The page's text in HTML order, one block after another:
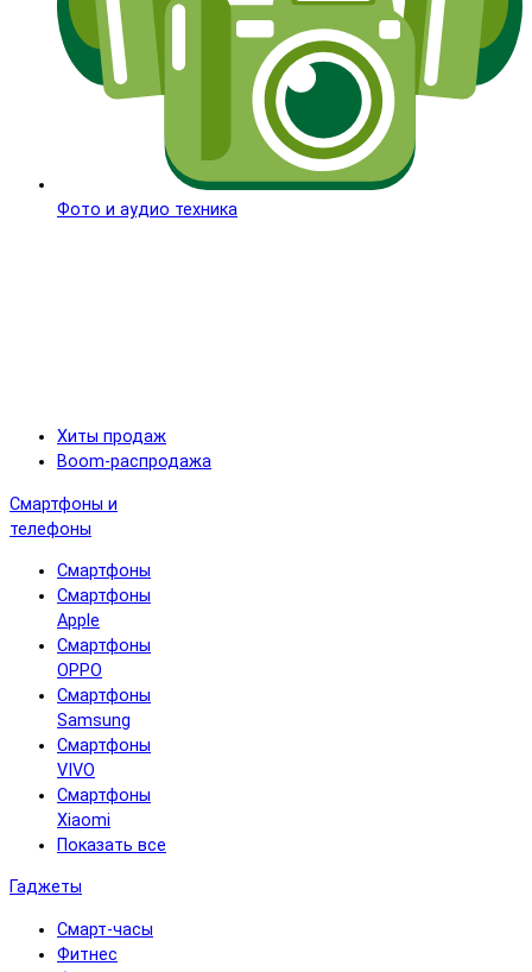
Фото и аудио техника
Хиты продаж
Boom-распродажа
Смартфоны и
телефоны
Смартфоны
Смартфоны
Apple
Смартфоны
OPPO
Смартфоны
Samsung
Смартфоны
VIVO
Смартфоны
Xiaomi
Показать все
Гаджеты
Смарт-часы
Фитнес